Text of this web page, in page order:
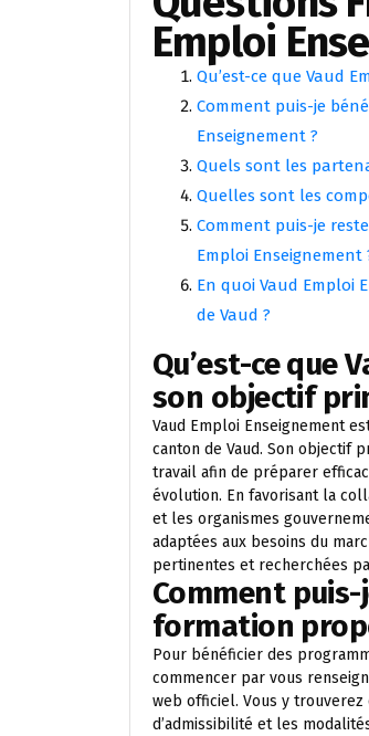
Emploi
Qu’est-ce que Vaud
Comment puis-je
Enseignement ?
Quels sont les
Quelles sont les
Comment puis-je
Emploi Enseignement
En quoi Vaud Emploi
de Vaud ?
Qu’est-ce que
son objectif
Vaud Emploi Enseignement
canton de Vaud. Son objectif
travail afin de préparer
évolution. En favorisant la
et les organismes
adaptées aux besoins du
pertinentes et recherchées
Comment
formation
Pour bénéficier des
commencer par vous
web officiel. Vous y
d’admissibilité et les